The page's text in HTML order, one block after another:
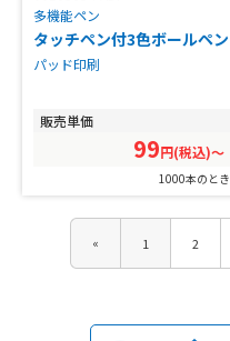
多機能ペン
タッチペン付3色ボールペン
パッド印刷
販売単価
99円(税込)〜
1000本のとき
« 1 2